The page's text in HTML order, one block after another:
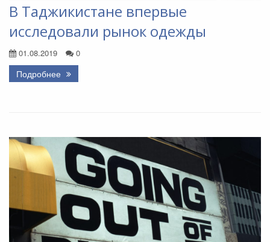
В Таджикистане впервые
исследовали рынок одежды
01.08.2019 0
Подробнее